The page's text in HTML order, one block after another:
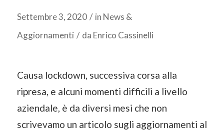
Settembre 3, 2020 / in News &
Aggiornamenti / da Enrico Cassinelli
Causa lockdown, successiva corsa alla
ripresa, e alcuni momenti difficili a livello
aziendale, è da diversi mesi che non
scrivevamo un articolo sugli aggiornamenti al